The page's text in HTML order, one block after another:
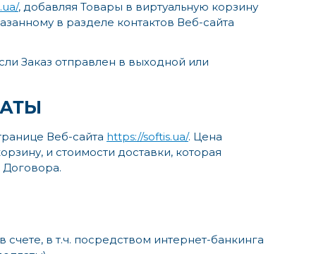
, добавляя Товары в виртуальную корзину
в разделе контактов Веб-сайта
Заказ отправлен в выходной или
Веб-сайта https://softis.ua/. Цена
и стоимости доставки, которая
Договора.
в т.ч. посредством интернет-банкинга